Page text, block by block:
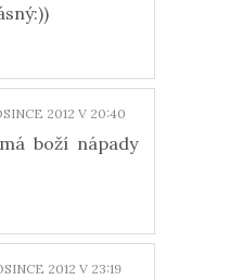
2012 V 20:40
boží nápady
2012 V 23:19